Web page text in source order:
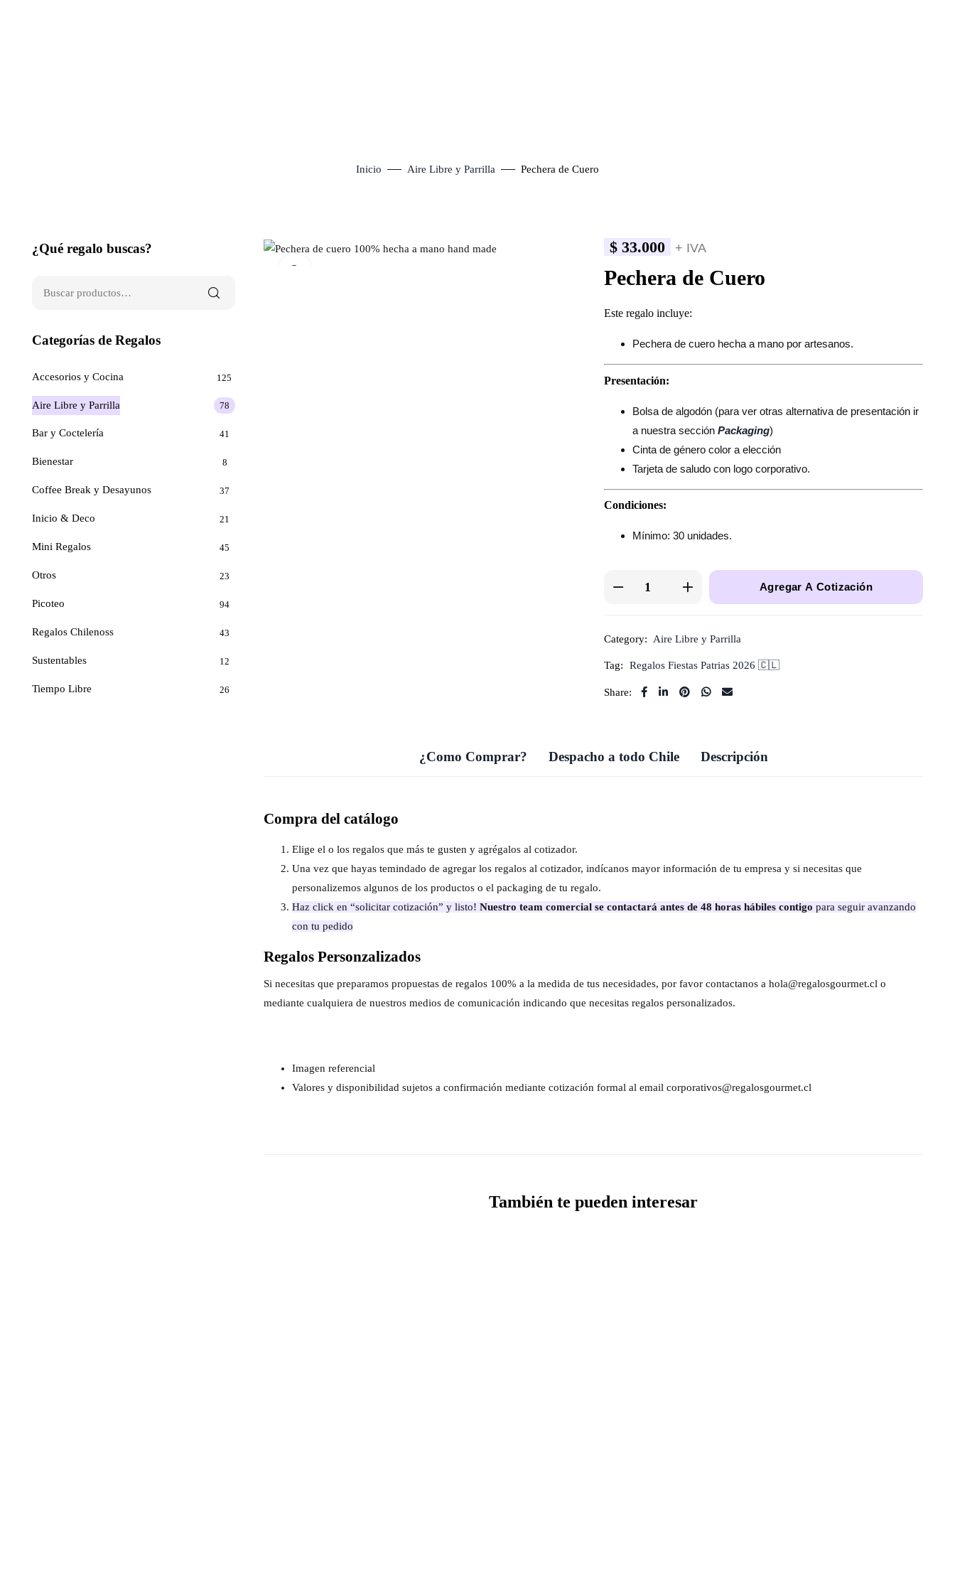
Inicio Aire Libre y Parrilla Pechera de Cuero
$ 33.000 + IVA
Pechera de Cuero
Este regalo incluye:
Pechera de cuero hecha a mano por artesanos.
Presentación:
Bolsa de algodón (para ver otras alternativa de presentación ir
a nuestra sección Packaging)
Cinta de género color a elección
Tarjeta de saludo con logo corporativo.
Condiciones:
Mínimo: 30 unidades.
Agregar A Cotización
Category: Aire Libre y Parrilla
Tag: Regalos Fiestas Patrias 2026 🇨🇱
Share:
¿Como Comprar? Despacho a todo Chile Descripción
Compra del catálogo
Elige el o los regalos que más te gusten y agrégalos al cotizador.
Una vez que hayas temindado de agregar los regalos al cotizador, indícanos mayor información de tu empresa y si necesitas que
personalizemos algunos de los productos o el packaging de tu regalo.
Haz click en “solicitar cotización” y listo! Nuestro team comercial se contactará antes de 48 horas hábiles contigo para seguir avanzando
con tu pedido
Regalos Personzalizados
Si necesitas que preparamos propuestas de regalos 100% a la medida de tus necesidades, por favor contactanos a hola@regalosgourmet.cl o
mediante cualquiera de nuestros medios de comunicación indicando que necesitas regalos personalizados.
Imagen referencial
Valores y disponibilidad sujetos a confirmación mediante cotización formal al email corporativos@regalosgourmet.cl
También te pueden interesar
¿Qué regalo buscas?
Categorías de Regalos
Accesorios y Cocina 125
Aire Libre y Parrilla 78
Bar y Coctelería 41
Bienestar 8
Coffee Break y Desayunos 37
Inicio & Deco 21
Mini Regalos 45
Otros 23
Picoteo 94
Regalos Chilenoss 43
Sustentables 12
Tiempo Libre 26